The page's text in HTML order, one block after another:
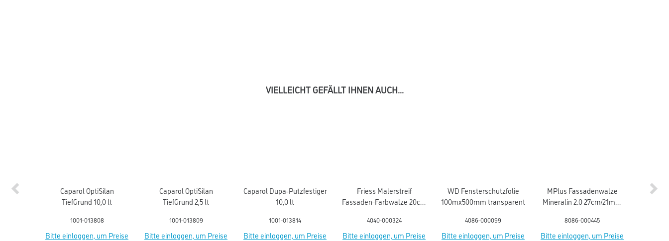
VIELLEICHT GEFÄLLT IHNEN AUCH...
Caparol OptiSilan
TiefGrund 10,0 lt
1001-013808
Bitte einloggen, um Preise
Caparol OptiSilan
TiefGrund 2,5 lt
1001-013809
Bitte einloggen, um Preise
Caparol Dupa-Putzfestiger
10,0 lt
1001-013814
Bitte einloggen, um Preise
Friess Malerstreif
Fassaden-Farbwalze 20cm
#F4320500
4040-000324
Bitte einloggen, um Preise
WD Fensterschutzfolie
100mx500mm transparent
4086-000099
Bitte einloggen, um Preise
MPlus Fassadenwalze
Mineralin 2.0 27cm/21mm
8086-000445
Bitte einloggen, um Preise
MPlus